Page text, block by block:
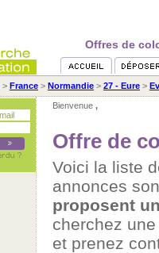
Offres de
> France > Normandie > 27 - Eure >
Bienvenue ,
Offre de
Voici la liste
annonces
proposent
cherchez
et prenez